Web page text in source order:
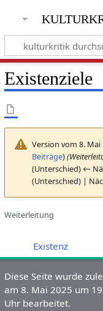
Existenziele
Version vom 8. Mai
Beiträge)
(Unterschied) ←
(Unterschied) |
Weiterleitung
Existenz
Diese Seite wurde
am 8. Mai 2025 um
Uhr bearbeitet.